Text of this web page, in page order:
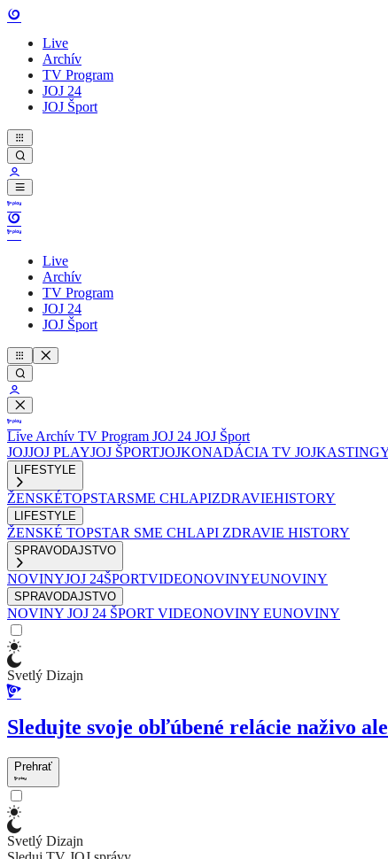
Live
Archív
TV Program
JOJ 24
JOJ Šport
Live
Archív
TV Program
JOJ 24
JOJ Šport
Live Archív TV Program JOJ 24 JOJ Šport
JOJJOJ PLAYJOJ ŠPORTJOJKONADÁCIA TV JOJ
LIFESTYLE
ŽENSKÉTOPSTARSME CHLAPIZDRAVIEHISTORY
LIFESTYLE
ŽENSKÉ TOPSTAR SME CHLAPI ZDRAVIE HISTORY
SPRAVODAJSTVO
NOVINYJOJ 24ŠPORTVIDEONOVINYEUNOVINY
SPRAVODAJSTVO
NOVINY JOJ 24 ŠPORT VIDEONOVINY EUNOVINY
Svetlý Dizajn
Sledujte svoje obľúbené relácie naživo
Prehrať
Svetlý Dizajn